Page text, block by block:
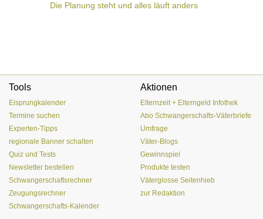
Die Planung steht und alles läuft anders
Tools
Eisprungkalender
Termine suchen
Experten-Tipps
regionale Banner schalten
Quiz und Tests
Newsletter bestellen
Schwangerschaftsrechner
Zeugungsrechner
Schwangerschafts-Kalender
Aktionen
Elternzeit + Elterngeld Infothek
Abo Schwangerschafts-Väterbriefe
Umfrage
Väter-Blogs
Gewinnspiel
Produkte testen
Väterglosse Seitenhieb
zur Redaktion